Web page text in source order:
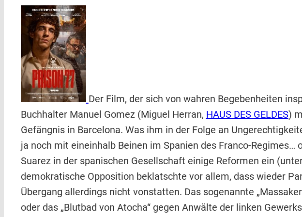
Der Film, der sich von wahren Begebenheiten
Buchhalter Manuel Gomez (Miguel Herran, HAUS DES GELDES)
Gefängnis in Barcelona. Was ihm in der Folge an
ja noch mit eineinhalb Beinen im Spanien des Franco-
Suarez in der spanischen Gesellschaft einige Reformen ein
demokratische Opposition beklatschte vor allem, dass wieder
Übergang allerdings nicht vonstatten. Das sogenannte
oder das „Blutbad von Atocha“ gegen Anwälte der linken